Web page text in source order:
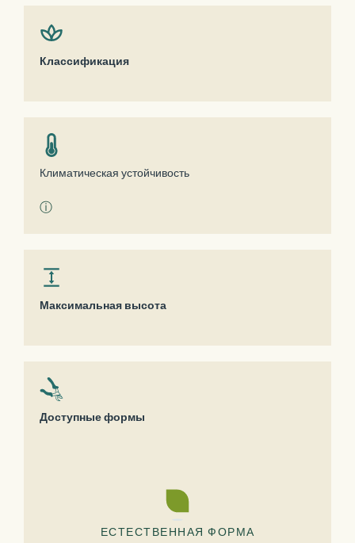
Классификация
Климатическая устойчивость
ⓘ
Максимальная высота
Доступные формы
ЕСТЕСТВЕННАЯ ФОРМА